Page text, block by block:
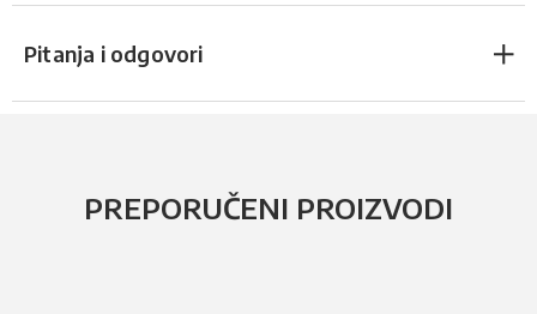
Pitanja i odgovori
PREPORUČENI PROIZVODI